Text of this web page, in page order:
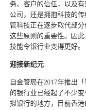
务、客户的信任，以及
公司，还是拥抱科技的
管科技正在逐步取代部
这些原则的重要性。因
技能令银行业变得更好。
迎接新纪元
自金管局在2017年推出
的银行业已经起了不少
拟银行的地方，目前香